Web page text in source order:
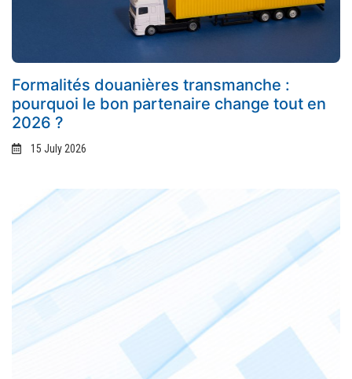
Formalités douanières transmanche :
pourquoi le bon partenaire change tout en
2026 ?
15 July 2026